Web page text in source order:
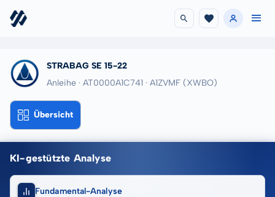
STRABAG SE 15-22
Anleihe · AT0000A1C741 · A1ZVMF (XWBO)
Übersicht
KI-gestützte Analyse
Fundamental-Analyse